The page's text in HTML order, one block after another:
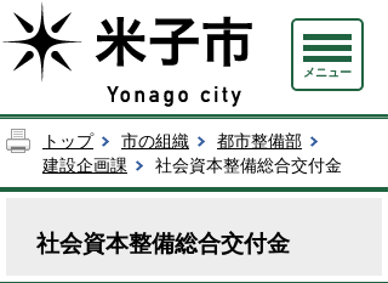
メニュー
トップ 市の組織
都市整備部
建設企画課
社会資本整備総合交付金
社会資本整備総合交付金